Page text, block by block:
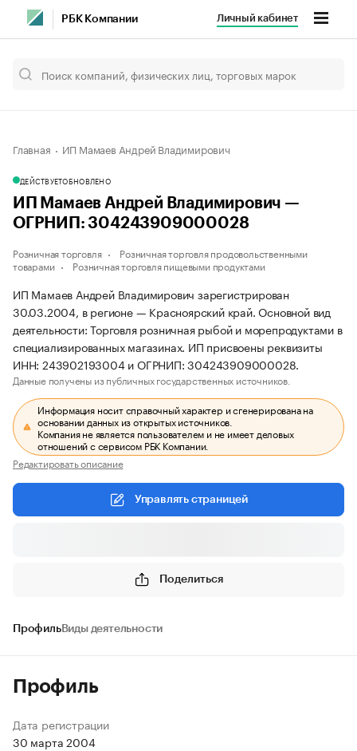
РБК Компании Личный кабинет
Главная ИП Мамаев Андрей Владимирович
ДЕЙСТВУЕТОБНОВЛЕНО
ИП Мамаев Андрей Владимирович —
ОГРНИП: 304243909000028
Розничная торговля
Розничная торговля продовольственными
товарами
Розничная торговля пищевыми продуктами
ИП Мамаев Андрей Владимирович зарегистрирован
30.03.2004, в регионе — Красноярский край. Основной вид
деятельности: Торговля розничная рыбой и морепродуктами в
специализированных магазинах. ИП присвоены реквизиты
ИНН: 243902193004 и ОГРНИП: 304243909000028.
Данные получены из публичных государственных источников.
Информация носит справочный характер и сгенерирована на
основании данных из открытых источников.
Компания не является пользователем и не имеет деловых
отношений с сервисом РБК Компании.
Редактировать описание
Управлять страницей
Поделиться
ПрофильВиды деятельности
Профиль
Дата регистрации
30 марта 2004